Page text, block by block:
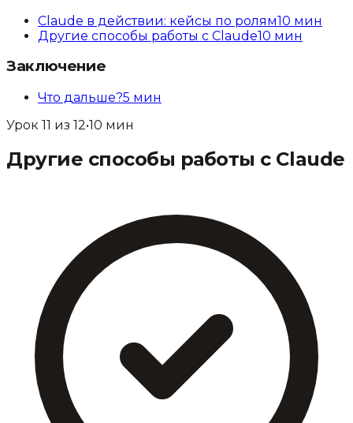
Claude в действии: кейсы по ролям10 мин
Другие способы работы с Claude10 мин
Заключение
Что дальше?5 мин
Урок 11 из 12•10 мин
Другие способы работы с Claude